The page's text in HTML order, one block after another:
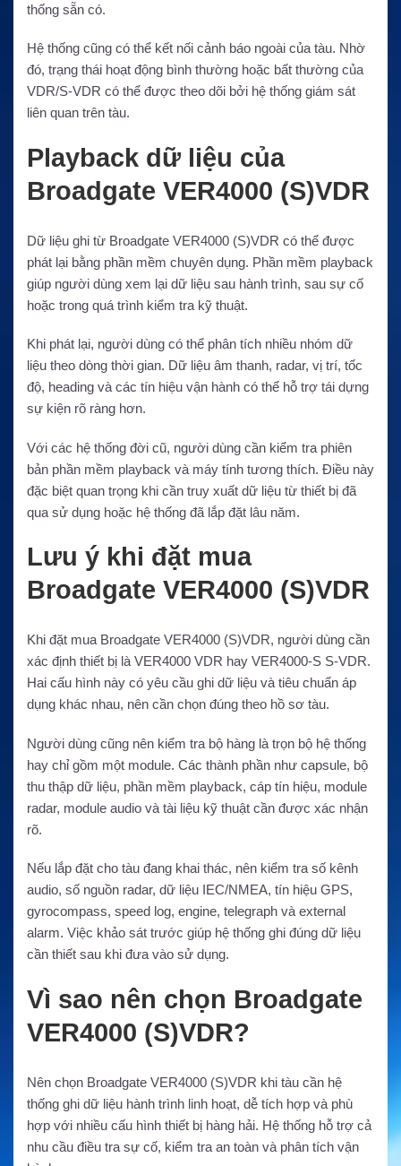
thống sẵn có.
Hệ thống cũng có thể kết nối cảnh báo ngoài của tàu. Nhờ
đó, trạng thái hoạt động bình thường hoặc bất thường của
VDR/S-VDR có thể được theo dõi bởi hệ thống giám sát
liên quan trên tàu.
Playback dữ liệu của
Broadgate VER4000 (S)VDR
Dữ liệu ghi từ Broadgate VER4000 (S)VDR có thể được
phát lại bằng phần mềm chuyên dụng. Phần mềm playback
giúp người dùng xem lại dữ liệu sau hành trình, sau sự cố
hoặc trong quá trình kiểm tra kỹ thuật.
Khi phát lại, người dùng có thể phân tích nhiều nhóm dữ
liệu theo dòng thời gian. Dữ liệu âm thanh, radar, vị trí, tốc
độ, heading và các tín hiệu vận hành có thể hỗ trợ tái dựng
sự kiện rõ ràng hơn.
Với các hệ thống đời cũ, người dùng cần kiểm tra phiên
bản phần mềm playback và máy tính tương thích. Điều này
đặc biệt quan trọng khi cần truy xuất dữ liệu từ thiết bị đã
qua sử dụng hoặc hệ thống đã lắp đặt lâu năm.
Lưu ý khi đặt mua
Broadgate VER4000 (S)VDR
Khi đặt mua Broadgate VER4000 (S)VDR, người dùng cần
xác định thiết bị là VER4000 VDR hay VER4000-S S-VDR.
Hai cấu hình này có yêu cầu ghi dữ liệu và tiêu chuẩn áp
dụng khác nhau, nên cần chọn đúng theo hồ sơ tàu.
Người dùng cũng nên kiểm tra bộ hàng là trọn bộ hệ thống
hay chỉ gồm một module. Các thành phần như capsule, bộ
thu thập dữ liệu, phần mềm playback, cáp tín hiệu, module
radar, module audio và tài liệu kỹ thuật cần được xác nhận
rõ.
Nếu lắp đặt cho tàu đang khai thác, nên kiểm tra số kênh
audio, số nguồn radar, dữ liệu IEC/NMEA, tín hiệu GPS,
gyrocompass, speed log, engine, telegraph và external
alarm. Việc khảo sát trước giúp hệ thống ghi đúng dữ liệu
cần thiết sau khi đưa vào sử dụng.
Vì sao nên chọn Broadgate
VER4000 (S)VDR?
Nên chọn Broadgate VER4000 (S)VDR khi tàu cần hệ
thống ghi dữ liệu hành trình linh hoạt, dễ tích hợp và phù
hợp với nhiều cấu hình thiết bị hàng hải. Hệ thống hỗ trợ cả
nhu cầu điều tra sự cố, kiểm tra an toàn và phân tích vận